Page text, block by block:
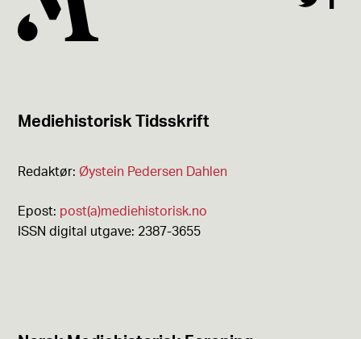
Mediehistorisk Tidsskrift
Redaktør: Øystein Pedersen Dahlen
Epost: post(a)mediehistorisk.no
ISSN digital utgave: 2387-3655